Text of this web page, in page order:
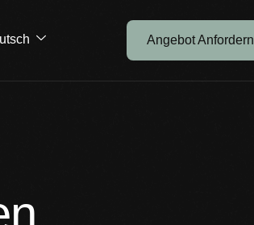
Angebot Anfordern